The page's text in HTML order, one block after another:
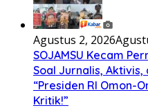
Agustus 2, 2026
SOJAMSU Kecam
Soal Jurnalis, Aktivis,
“Presiden RI Omon-
Kritik!”